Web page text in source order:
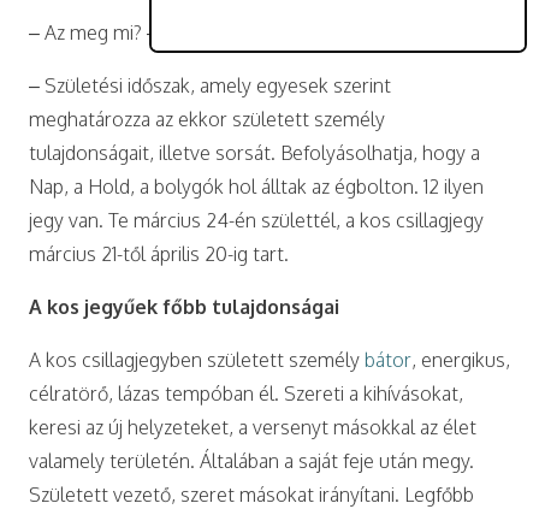
– Az meg mi? – állt meg végre a kis energiabomba.
– Születési időszak, amely egyesek szerint
meghatározza az ekkor született személy
tulajdonságait, illetve sorsát. Befolyásolhatja, hogy a
Nap, a Hold, a bolygók hol álltak az égbolton. 12 ilyen
jegy van. Te március 24-én születtél, a kos csillagjegy
március 21-től április 20-ig tart.
A kos jegyűek főbb tulajdonságai
A kos csillagjegyben született személy bátor, energikus,
célratörő, lázas tempóban él. Szereti a kihívásokat,
keresi az új helyzeteket, a versenyt másokkal az élet
valamely területén. Általában a saját feje után megy.
Született vezető, szeret másokat irányítani. Legfőbb